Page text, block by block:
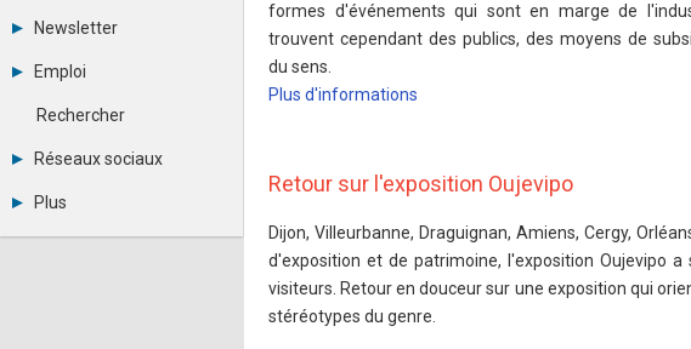
Tous les forums
Se connecter
Messages privés
Contacter un modérateur
Newsletter
Archives
Abonnement
Emploi
Consulter les annonces
Observatoire de l'emploi
Rechercher
Réseaux sociaux
LinkedIn
Plus
Annonceurs
formes d'événements qui sont en marge de
trouvent cependant des publics, des moyens de
du sens.
Plus d'informations
Retour sur l'exposition Oujevipo
Dijon, Villeurbanne, Draguignan, Amiens, Cergy,
d'exposition et de patrimoine, l'exposition Oujevipo
visiteurs. Retour en douceur sur une exposition qui
stéréotypes du genre.